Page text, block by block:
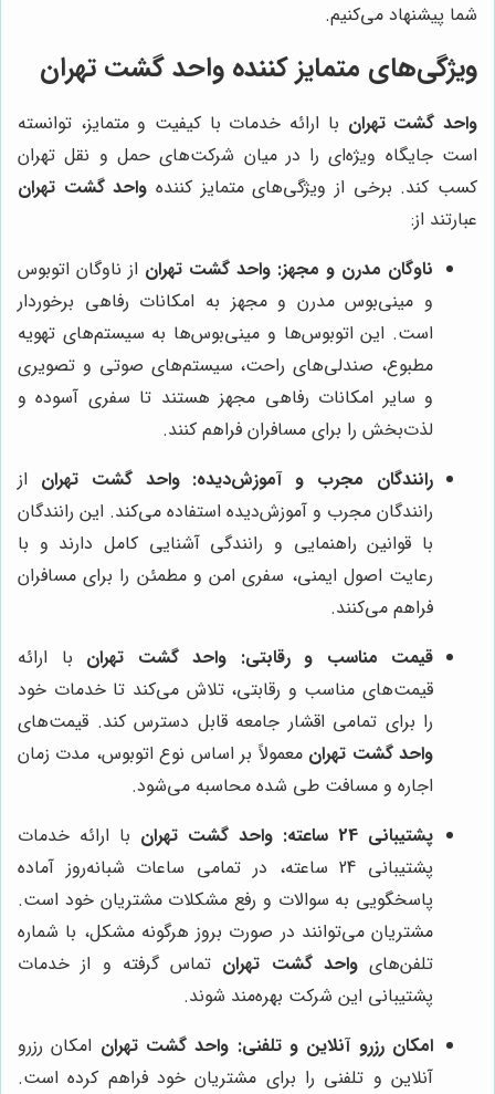
شما پیشنهاد می‌کنیم.
ویژگی‌های متمایز کننده واحد گشت تهران
واحد گشت تهران با ارائه خدمات با کیفیت و متمایز، توانسته
است جایگاه ویژه‌ای را در میان شرکت‌های حمل و نقل تهران
کسب کند. برخی از ویژگی‌های متمایز کننده واحد گشت تهران
عبارتند از:
ناوگان مدرن و مجهز: واحد گشت تهران از ناوگان اتوبوس
و مینی‌بوس مدرن و مجهز به امکانات رفاهی برخوردار
است. این اتوبوس‌ها و مینی‌بوس‌ها به سیستم‌های تهویه
مطبوع، صندلی‌های راحت، سیستم‌های صوتی و تصویری
و سایر امکانات رفاهی مجهز هستند تا سفری آسوده و
لذت‌بخش را برای مسافران فراهم کنند.
رانندگان مجرب و آموزش‌دیده: واحد گشت تهران از
رانندگان مجرب و آموزش‌دیده استفاده می‌کند. این رانندگان
با قوانین راهنمایی و رانندگی آشنایی کامل دارند و با
رعایت اصول ایمنی، سفری امن و مطمئن را برای مسافران
فراهم می‌کنند.
قیمت مناسب و رقابتی: واحد گشت تهران با ارائه
قیمت‌های مناسب و رقابتی، تلاش می‌کند تا خدمات خود
را برای تمامی اقشار جامعه قابل دسترس کند. قیمت‌های
واحد گشت تهران معمولاً بر اساس نوع اتوبوس، مدت زمان
اجاره و مسافت طی شده محاسبه می‌شود.
پشتیبانی 24 ساعته:
واحد گشت تهران با ارائه خدمات
پشتیبانی 24 ساعته، در تمامی ساعات شبانه‌روز آماده
پاسخگویی به سوالات و رفع مشکلات مشتریان خود است.
مشتریان می‌توانند در صورت بروز هرگونه مشکل، با شماره
تلفن‌هایواحد گشت تهران تماس گرفته و از خدمات
پشتیبانی این شرکت بهره‌مند شوند.
امکان رزرو آنلاین و تلفنی: واحد گشت تهران امکان رزرو
آنلاین و تلفنی را برای مشتریان خود فراهم کرده است.